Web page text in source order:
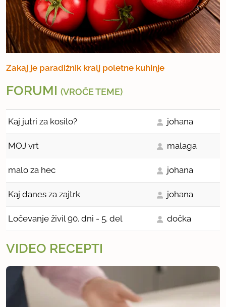
Zakaj je paradižnik kralj poletne kuhinje
FORUMI (VROČE TEME)
Kaj jutri za kosilo? johana
MOJ vrt malaga
malo za hec johana
Kaj danes za zajtrk johana
Ločevanje živil 90. dni - 5. del dočka
VIDEO RECEPTI